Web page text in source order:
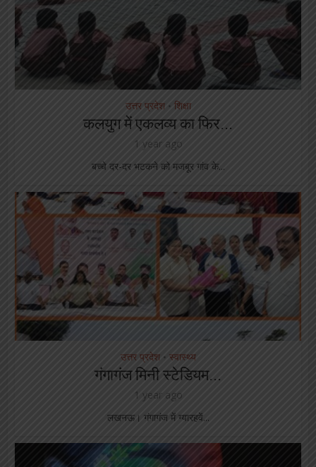
उत्तर प्रदेश • शिक्षा
कलयुग में एकलव्य का फिर...
1 year ago
बच्चे दर-दर भटकने को मजबूर गांव के...
उत्तर प्रदेश • स्वास्थ्य
गंगागंज मिनी स्टेडियम...
1 year ago
लखनऊ। गंगागंज में ग्यारहवें...